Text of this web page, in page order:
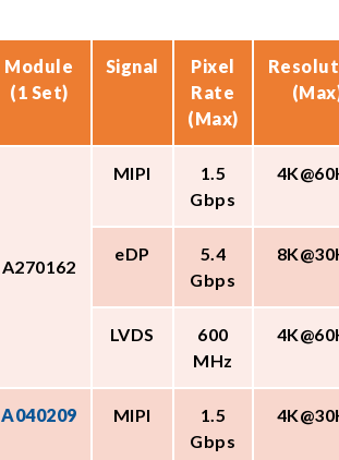
Module
(1 Set)
Signal
Pixel
Rate
(Max)
A270162
MIPI
1.5
Gbps
eDP
5.4
Gbps
LVDS
600
MHz
A040209 MIPI
1.5
Gbps